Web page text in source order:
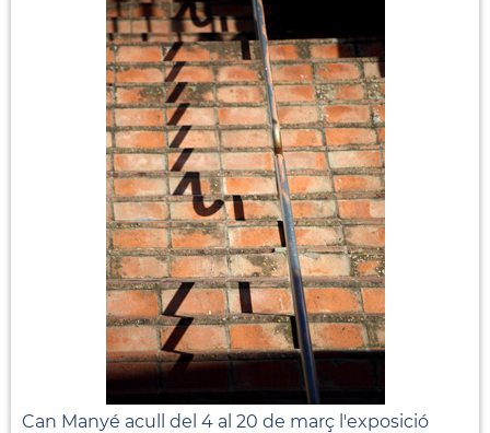
Can Manyé acull del 4 al 20 de març l'exposició